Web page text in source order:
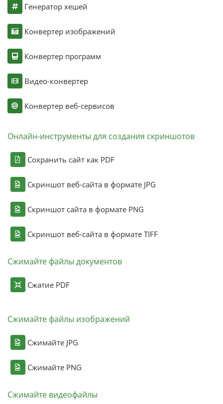
Генератор хешей
Конвертер изображений
Конвертер программ
Видео-конвертер
Конвертер веб-сервисов
Онлайн-инструменты для создания скриншотов
Сохранить сайт как PDF
Скриншот веб-сайта в формате JPG
Скриншот сайта в формате PNG
Скриншот веб-сайта в формате TIFF
Сжимайте файлы документов
Сжатие PDF
Сжимайте файлы изображений
Сжимайте JPG
Сжимайте PNG
Сжимайте видеофайлы